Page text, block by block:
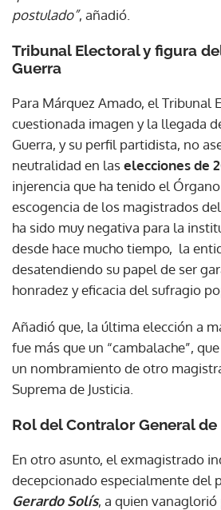
postulado”, añadió.
Tribunal Electoral y figura
Guerra
Para Márquez Amado, el Tribunal
cuestionada imagen y la llegada
Guerra, y su perfil partidista, no
neutralidad en laselecciones de
injerencia que ha tenido el
escogencia de los magistrados
ha sido muy negativa para la
desde hace mucho tiempo, la
desatendiendo su papel de ser
honradez y eficacia del sufragio
Añadió que, la última elección a
fue más que un “cambalache”,
un nombramiento de otro
Suprema de Justicia.
Rol del Contralor General
En otro asunto, el exmagistrado
decepcionado especialmente del
Gerardo Solís, a quien